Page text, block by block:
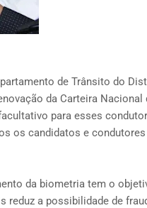
de Trânsito do
da Carteira Nacional
para esses
os candidatos e
da biometria tem o
a possibilidade de